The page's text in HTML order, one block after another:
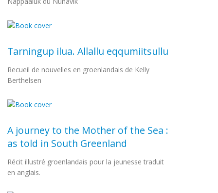
Tarningup ilua. Allallu eqqumiitsullu
Recueil de nouvelles en groenlandais de Kelly
Berthelsen
A journey to the Mother of the Sea :
as told in South Greenland
Récit illustré groenlandais pour la jeunesse traduit
en anglais.